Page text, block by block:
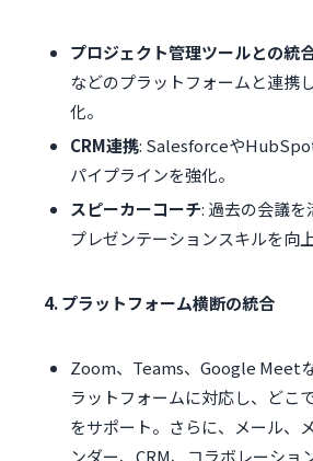
プロジェクト管理ツールとの統
などのプラットフォームと連携
化。
CRM連携: Salesforceや
パイプラインを強化。
スピーカーコーチ: 過去の会議
プレゼンテーションスキルを向上
4. プラットフォーム横断の統合
Zoom、Teams、Google Meet
ラットフォームに対応し、どこ
をサポート。さらに、メール、
ンダー、CRM、コラボレーショ